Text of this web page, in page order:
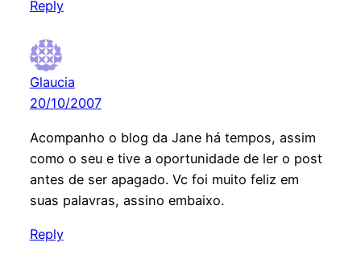
Reply
Glaucia
20/10/2007
Acompanho o blog da Jane há tempos, assim
como o seu e tive a oportunidade de ler o post
antes de ser apagado. Vc foi muito feliz em
suas palavras, assino embaixo.
Reply